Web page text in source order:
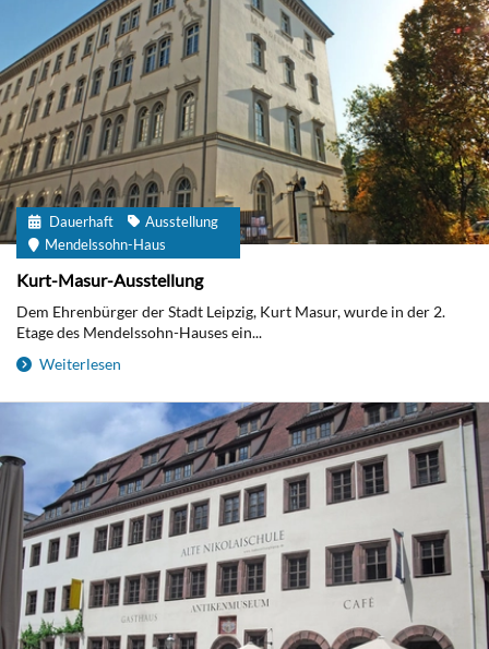
Dauerhaft
Ausstellung
Mendelssohn-Haus
Kurt-Masur-Ausstellung
Dem Ehrenbürger der Stadt Leipzig, Kurt Masur, wurde in der 2.
Etage des Mendelssohn-Hauses ein...
Weiterlesen